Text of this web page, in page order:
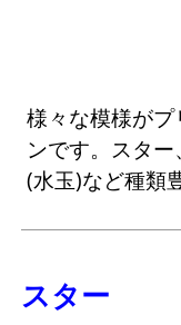
様々な模様が
ンです。スタ
(水玉)など種類
スター